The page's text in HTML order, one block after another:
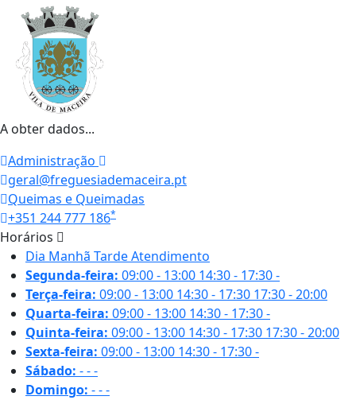
A obter dados...
Administração
geral@freguesiademaceira.pt
Queimas e Queimadas
+351 244 777 186*
Horários
Dia Manhã TardeAtendimento
Segunda-feira: 09:00 - 13:00 14:30 - 17:30-
Terça-feira: 09:00 - 13:00 14:30 - 17:30 17:30 - 20:00
Quarta-feira: 09:00 - 13:00 14:30 - 17:30-
Quinta-feira: 09:00 - 13:00 14:30 - 17:30 17:30 - 20:00
Sexta-feira: 09:00 - 13:00 14:30 - 17:30-
Sábado: ---
Domingo: ---